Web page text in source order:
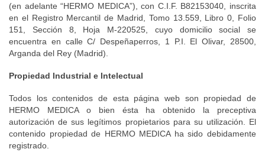
(en adelante “HERMO MEDICA”), con C.I.F. B82153040, inscrita
en el Registro Mercantil de Madrid, Tomo 13.559, Libro 0, Folio
151, Sección 8, Hoja M-220525, cuyo domicilio social se
encuentra en calle C/ Despeñaperros, 1 P.I. El Olivar, 28500,
Arganda del Rey (Madrid).
Propiedad Industrial e Intelectual
Todos los contenidos de esta página web son propiedad de
HERMO MEDICA o bien ésta ha obtenido la preceptiva
autorización de sus legítimos propietarios para su utilización. El
contenido propiedad de HERMO MEDICA ha sido debidamente
registrado.